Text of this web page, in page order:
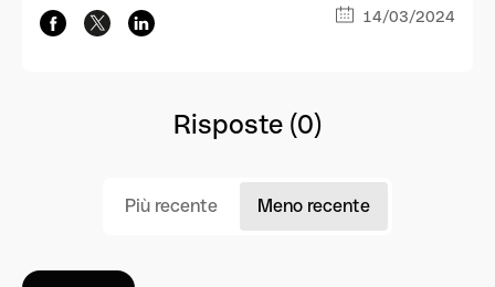
14/03/2024
Risposte (0)
Più recente Meno recente